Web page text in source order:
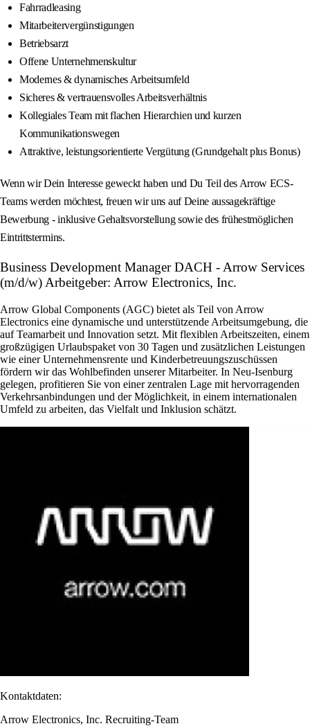
Fahrradleasing
Mitarbeitervergünstigungen
Betriebsarzt
Offene Unternehmenskultur
Modernes & dynamisches Arbeitsumfeld
Sicheres & vertrauensvolles Arbeitsverhältnis
Kollegiales Team mit flachen Hierarchien und kurzen
Kommunikationswegen
Attraktive, leistungsorientierte Vergütung (Grundgehalt plus Bonus)
Wenn wir Dein Interesse geweckt haben und Du Teil des Arrow ECS-
Teams werden möchtest, freuen wir uns auf Deine aussagekräftige
Bewerbung - inklusive Gehaltsvorstellung sowie des frühestmöglichen
Eintrittstermins.
Business Development Manager DACH - Arrow Services
(m/d/w) Arbeitgeber: Arrow Electronics, Inc.
Arrow Global Components (AGC) bietet als Teil von Arrow
Electronics eine dynamische und unterstützende Arbeitsumgebung, die
auf Teamarbeit und Innovation setzt. Mit flexiblen Arbeitszeiten, einem
großzügigen Urlaubspaket von 30 Tagen und zusätzlichen Leistungen
wie einer Unternehmensrente und Kinderbetreuungszuschüssen
fördern wir das Wohlbefinden unserer Mitarbeiter. In Neu-Isenburg
gelegen, profitieren Sie von einer zentralen Lage mit hervorragenden
Verkehrsanbindungen und der Möglichkeit, in einem internationalen
Umfeld zu arbeiten, das Vielfalt und Inklusion schätzt.
Kontaktdaten:
Arrow Electronics, Inc. Recruiting-Team